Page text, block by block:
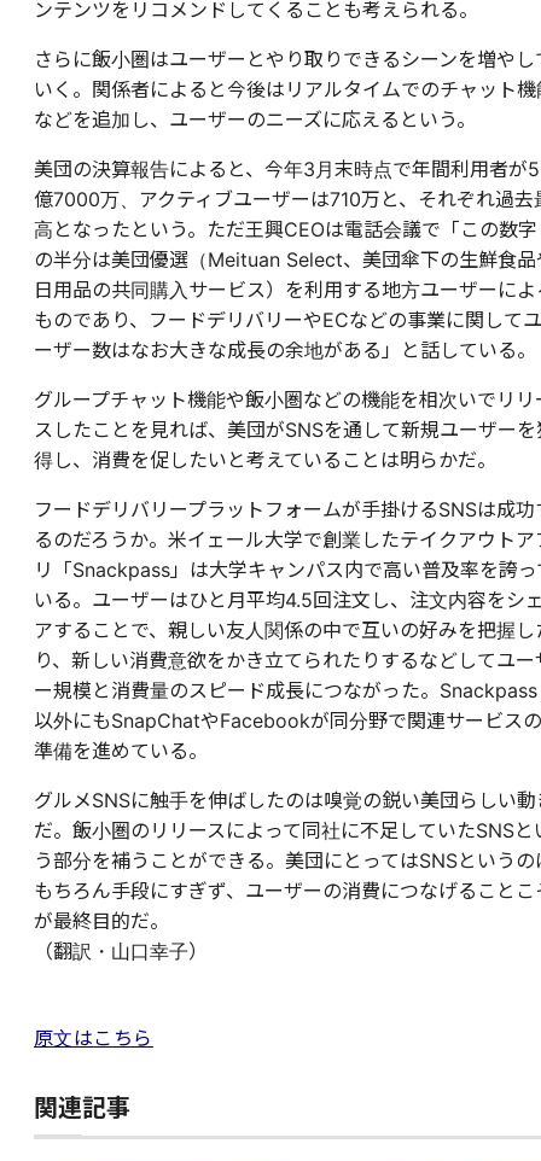
ンテンツをリコメンドしてくることも考えられる。
さらに飯小圏はユーザーとやり取りできるシーンを増やし
いく。関係者によると今後はリアルタイムでのチャット機
などを追加し、ユーザーのニーズに応えるという。
美団の決算報告によると、今年3月末時点で年間利用者が5
億7000万、アクティブユーザーは710万と、それぞれ過去
高となったという。ただ王興CEOは電話会議で「この数字
の半分は美団優選（Meituan Select、美団傘下の生鮮食品
日用品の共同購入サービス）を利用する地方ユーザーによ
ものであり、フードデリバリーやECなどの事業に関してユ
ーザー数はなお大きな成長の余地がある」と話している。
グループチャット機能や飯小圏などの機能を相次いでリリ
スしたことを見れば、美団がSNSを通して新規ユーザーを
得し、消費を促したいと考えていることは明らかだ。
フードデリバリープラットフォームが手掛けるSNSは成功
るのだろうか。米イェール大学で創業したテイクアウトア
リ「Snackpass」は大学キャンパス内で高い普及率を誇っ
いる。ユーザーはひと月平均4.5回注文し、注文内容をシ
アすることで、親しい友人関係の中で互いの好みを把握し
り、新しい消費意欲をかき立てられたりするなどしてユー
ー規模と消費量のスピード成長につながった。Snackpass
以外にもSnapChatやFacebookが同分野で関連サービスの
準備を進めている。
グルメSNSに触手を伸ばしたのは嗅覚の鋭い美団らしい動
だ。飯小圏のリリースによって同社に不足していたSNSと
う部分を補うことができる。美団にとってはSNSというの
もちろん手段にすぎず、ユーザーの消費につなげることこ
が最終目的だ。
（翻訳・山口幸子）
原文はこちら
関連記事